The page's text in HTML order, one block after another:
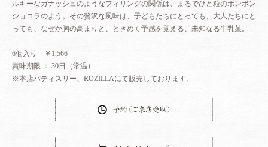
しっとりとした風情を設えた３坪の小さな空間。
この新しいステージから、「MATTERU」を皮切りに、
まれることを、
私自身が今、楽しみに“待っている”のだ。
ルキーなガナッシュのようなフィリングの関係は、まるでひと粒のボンボン
ショコラのよう。その贅沢な風味は、子どもたちにとっても、大人たちにと
っても、なぜか胸の高まりと、ときめく予感を覚える、未知なる牛乳菓。
6個入り ￥1,566
賞味期限 ： 30日（常温）
※本店パティスリー、ROZILLAにて販売しております。